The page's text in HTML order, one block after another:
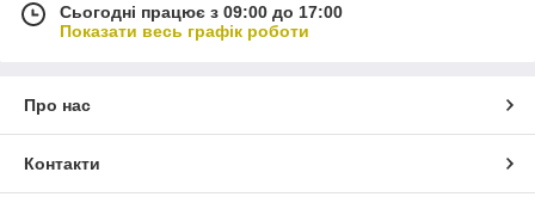
Сьогодні працює з 09:00 до 17:00
Показати весь графік роботи
Про нас
Контакти